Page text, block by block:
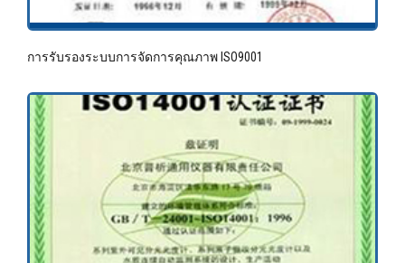
การรับรองระบบการจัดการคุณภาพ ISO9001